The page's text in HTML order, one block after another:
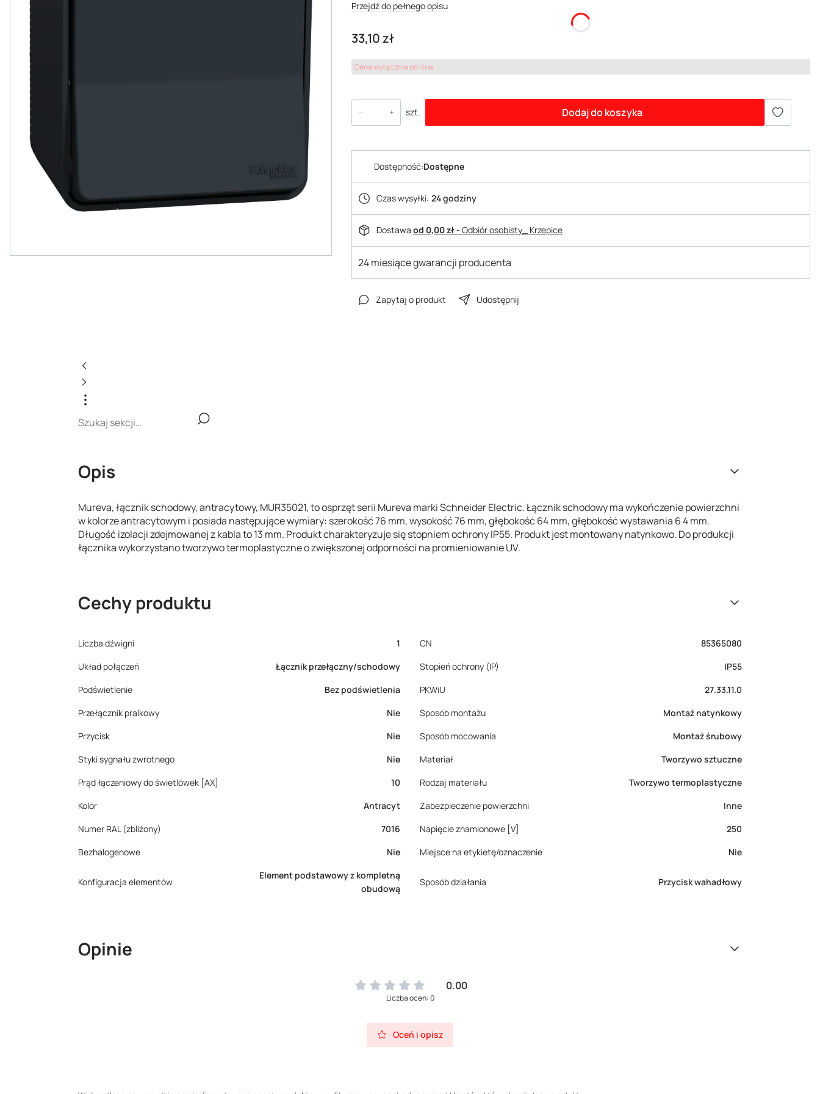
Przejdź do pełnego opisu
Cena
33,10 zł
Cena wyłącznie on-line
szt. Dodaj do koszyka
Dostępność:Dostępne
Czas wysyłki: 24 godziny
Dostawa od 0,00 zł- Odbiór osobisty_ Krzepice
24 miesiące gwarancji producenta
Zapytaj o produkt Udostępnij
Opis
Mureva, łącznik schodowy, antracytowy, MUR35021, to osprzęt serii Mureva marki Schneider Electric. Łącznik schodowy ma wykończenie powierzchni
w kolorze antracytowym i posiada następujące wymiary: szerokość 76 mm, wysokość 76 mm, głębokość 64 mm, głębokość wystawania 6 4 mm.
Długość izolacji zdejmowanej z kabla to 13 mm. Produkt charakteryzuje się stopniem ochrony IP55. Produkt jest montowany natynkowo. Do produkcji
łącznika wykorzystano tworzywo termoplastyczne o zwiększonej odporności na promieniowanie UV.
Cechy produktu
Liczba dźwigni 1 CN
85365080
Układ połączeń
Łącznik przełączny/schodowy Stopień ochrony (IP)
IP55
Podświetlenie
Bez podświetlenia PKWiU
27.33.11.0
Przełącznik pralkowy
Nie Sposób montażu
Montaż natynkowy
Przycisk
Nie Sposób mocowania
Montaż śrubowy
Styki sygnału zwrotnego
Nie Materiał
Tworzywo sztuczne
Prąd łączeniowy do świetlówek [AX]
10 Rodzaj materiału
Tworzywo termoplastyczne
Kolor
Antracyt Zabezpieczenie powierzchni
Inne
Numer RAL (zbliżony)
7016 Napięcie znamionowe [V]
250
Bezhalogenowe
Nie Miejsce na etykietę/oznaczenie Nie
Konfiguracja elementów
Element podstawowy z kompletną
obudową
Sposób działania Przycisk wahadłowy
Opinie
0.00
Liczba ocen: 0
Oceń i opisz